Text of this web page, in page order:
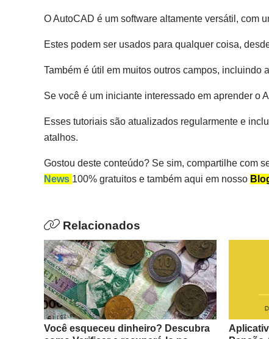
O AutoCAD é um software altamente versátil, com
Estes podem ser usados para qualquer coisa,
Também é útil em muitos outros campos, incluindo
Se você é um iniciante interessado em aprender o
Esses tutoriais são atualizados regularmente e
atalhos.
Gostou deste conteúdo? Se sim, compartilhe com
News 100% gratuitos e também aqui em nosso
Relacionados
Você esqueceu dinheiro? Descubra